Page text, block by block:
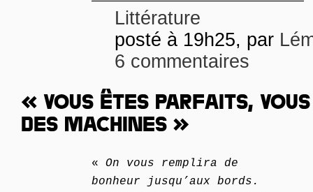
Littérature
posté à 19h25, par
6 commentaires
« VOUS ÊTES PARFAITS,
DES MACHINES »
« On vous remplira de
bonheur jusqu’aux bords.